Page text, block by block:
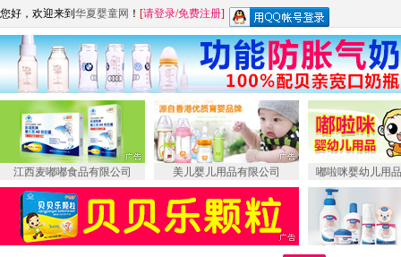
您好，欢迎来到 华夏婴童网 ！ [请登录/免费注册]
江西麦嘟嘟食品有限公司 美儿婴儿用品有限公司 嘟啦咪婴幼儿用